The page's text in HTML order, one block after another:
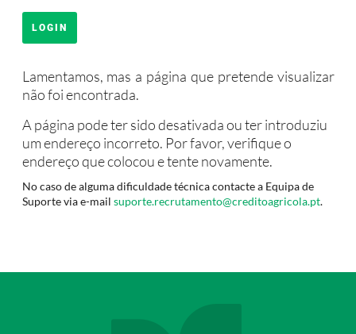
Lamentamos, mas a página que pretende visualizar
não foi encontrada.
A página pode ter sido desativada ou ter introduziu
um endereço incorreto. Por favor, verifique o
endereço que colocou e tente novamente.
No caso de alguma dificuldade técnica contacte a Equipa de
Suporte via e-mail suporte.recrutamento@creditoagricola.pt.